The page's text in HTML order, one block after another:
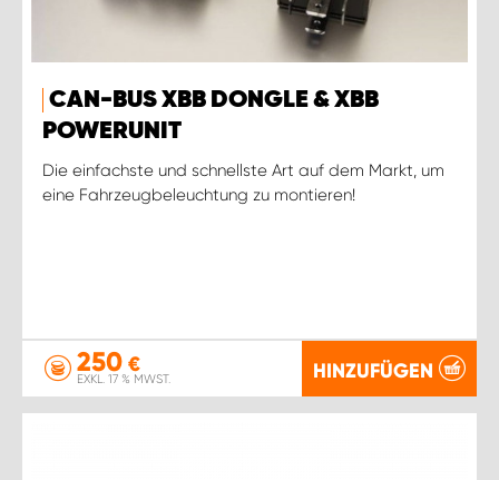
CAN-BUS XBB DONGLE & XBB
POWERUNIT
Die einfachste und schnellste Art auf dem Markt, um
eine Fahrzeugbeleuchtung zu montieren!
250 €
EXKL. 17 % MWST. HINZUFÜGEN